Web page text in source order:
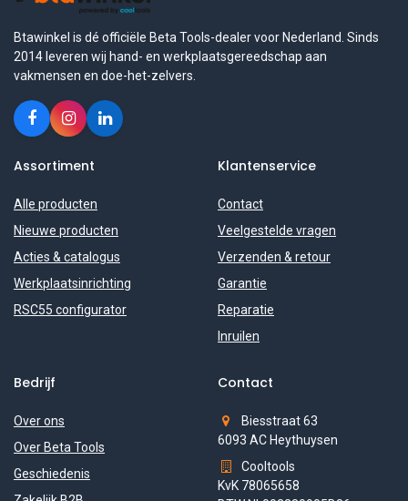
Btawinkel is dé officiële Beta Tools-dealer voor Nederland. Sinds
2014 leveren wij hand- en werkplaatsgereedschap aan
vakmensen en doe-het-zelvers.
Assortiment
Alle producten
Nieuwe producten
Acties & catalogus
Werkplaatsinrichting
RSC55 configurator
Klantenservice
Contact
Veelgestelde vragen
Verzenden & retour
Garantie
Reparatie
Inruilen
Bedrijf
Over ons
Over Beta Tools
Geschiedenis
Contact
Biesstraat 63
6093 AC Heythuysen
Cooltools
KvK 78065658